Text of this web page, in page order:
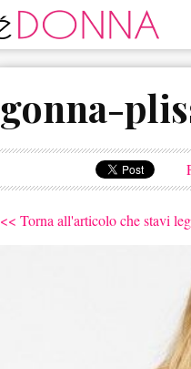
gonna-
<< Torna all'articolo che stavi